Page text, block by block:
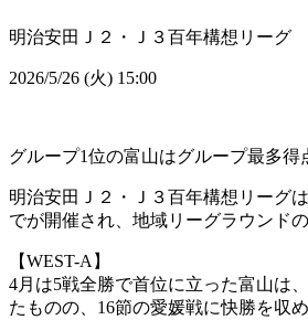
明治安田Ｊ２・Ｊ３百年構想リーグ
2026/5/26 (火) 15:00
グループ1位の富山はグループ最多得
明治安田Ｊ２・Ｊ３百年構想リーグ
でが開催され、地域リーグラウンド
【WEST-A】
4月は5戦全勝で首位に立った富山は
たものの、16節の愛媛戦に快勝を収